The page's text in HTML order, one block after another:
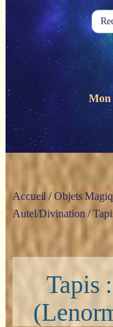
de
Mon
Accueil /Objets
Autel/Divination /
Tapis